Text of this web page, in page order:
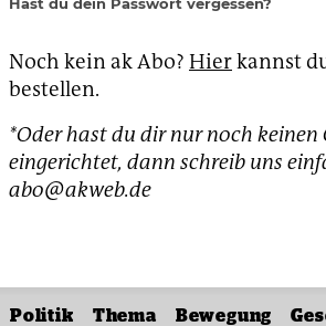
Hast du dein Passwort vergessen?
Noch kein ak Abo? Hierkannst
bestellen.
*Oder hast du dir nur noch
eingerichtet, dann schreib uns
abo@akweb.de
Politik Thema Bewegung